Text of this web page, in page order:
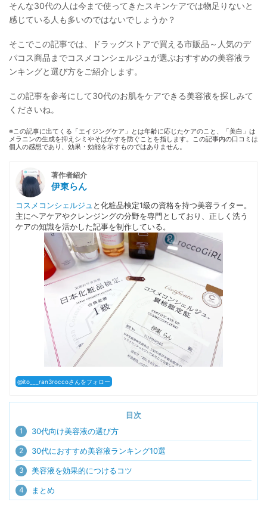
そんな30代の人は今まで使ってきたスキンケアでは物足りないと
感じている人も多いのではないでしょうか？
そこでこの記事では、ドラッグストアで買える市販品～人気のデ
パコス商品までコスメコンシェルジュが選ぶおすすめの美容液ラ
ンキングと選び方をご紹介します。
この記事を参考にして30代のお肌をケアできる美容液を探しみて
くださいね。
※この記事に出てくる「エイジングケア」とは年齢に応じたケアのこと、「美白」は
メラニンの生成を抑えシミやそばかすを防ぐことを指します。この記事内の口コミは
個人の感想であり、効果・効能を示すものではありません。
著作者紹介
伊東らん
コスメコンシェルジュ と化粧品検定1級の資格を持つ美容ライター。
主にヘアケアやクレンジングの分野を専門としており、正しく洗う
ケアの知識を活かした記事を制作している。
@ito___ran3roccoさんをフォロー
目次
1 30代向け美容液の選び方
2 30代におすすめ美容液ランキング10選
3 美容液を効果的につけるコツ
4 まとめ